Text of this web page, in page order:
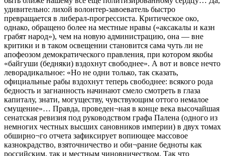
удивительно: лихой волонтер-завоеватель быстро
превращается в либерал-прогрессиста. Критическое око,
однако, обращено более на местные нравы («аксакалы и казн
грабят народ»), чем на новую администрацию, она — вне
критики и в таком освещении становится сама чуть ли не
апофеозом демократического правления, при котором якобы
«байгуши (бедняки) вздохнут свободнее». А вот и вовсе нечто
леворадикальное: «Но не одни только, так сказать,
официальные рабы вздохнут теперь свободнее: всякого рода
бедность и загнанность начинают смело смотреть в глаза
капиталу, знати, могуществу, чувствующим оттого немалое
смущение»… Правда, проведен¬ная в конце века высочайшая
сенатская ревизия под руководством графа Палена (одного из
немногих честных высших сановников империи) в двух томах
обширно¬го отчета зафиксирует вопиющее массовое
казнокрадство, взяточничество и оби¬рание бедноты как
российским, так и местным чиновничеством. Так что